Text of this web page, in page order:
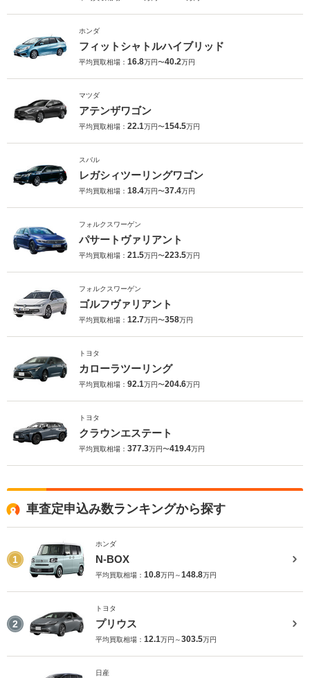
ホンダ
フィットシャトルハイブリッド
平均買取相場： 16.8万円〜40.2万円
マツダ
アテンザワゴン
平均買取相場： 22.1万円〜154.5万円
スバル
レガシィツーリングワゴン
平均買取相場： 18.4万円〜37.4万円
フォルクスワーゲン
パサートヴァリアント
平均買取相場： 21.5万円〜223.5万円
フォルクスワーゲン
ゴルフヴァリアント
平均買取相場： 12.7万円〜358万円
トヨタ
カローラツーリング
平均買取相場： 92.1万円〜204.6万円
トヨタ
クラウンエステート
平均買取相場： 377.3万円〜419.4万円
車査定申込み数ランキングから探す
1
ホンダ
N-BOX
平均買取相場： 10.8万円～148.8万円
2
トヨタ
プリウス
平均買取相場： 12.1万円～303.5万円
日産